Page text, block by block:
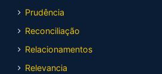
Prudência
Reconciliação
Relacionamentos
Relevancia